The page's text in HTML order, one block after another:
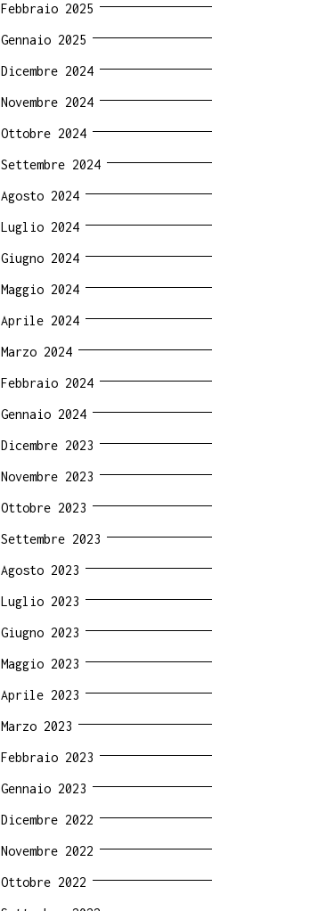
Febbraio 2025
Gennaio 2025
Dicembre 2024
Novembre 2024
Ottobre 2024
Settembre 2024
Agosto 2024
Luglio 2024
Giugno 2024
Maggio 2024
Aprile 2024
Marzo 2024
Febbraio 2024
Gennaio 2024
Dicembre 2023
Novembre 2023
Ottobre 2023
Settembre 2023
Agosto 2023
Luglio 2023
Giugno 2023
Maggio 2023
Aprile 2023
Marzo 2023
Febbraio 2023
Gennaio 2023
Dicembre 2022
Novembre 2022
Ottobre 2022